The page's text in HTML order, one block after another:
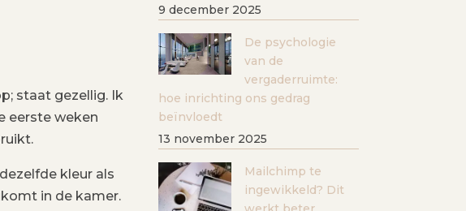
staat gezellig. Ik
eerste weken
kleur als
in de kamer.
9 december 2025
De psychologie
van de
vergaderruimte:
hoe inrichting ons gedrag
beïnvloedt
13 november 2025
Mailchimp te
ingewikkeld? Dit